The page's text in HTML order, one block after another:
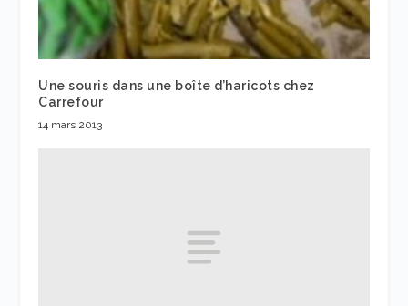
Une souris dans une boîte d’haricots chez
Carrefour
14 mars 2013